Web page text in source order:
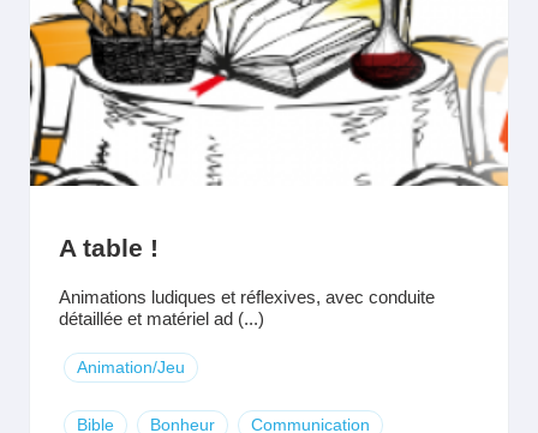
A table !
Animations ludiques et réflexives, avec conduite
détaillée et matériel ad (...)
Animation/Jeu
Bible Bonheur Communication